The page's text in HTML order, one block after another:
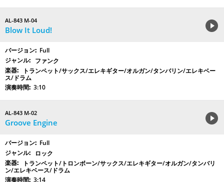
AL-843 M-04
Blow It Loud!
Full
ファンク
トランペット/サックス/エレキギター/オルガン/タンバリン/エレキベー
ス/ドラム
3:10
AL-843 M-02
Groove Engine
Full
ロック
トランペット/トロンボーン/サックス/エレキギター/オルガン/タンバリ
ン/エレキベース/ドラム
3:14